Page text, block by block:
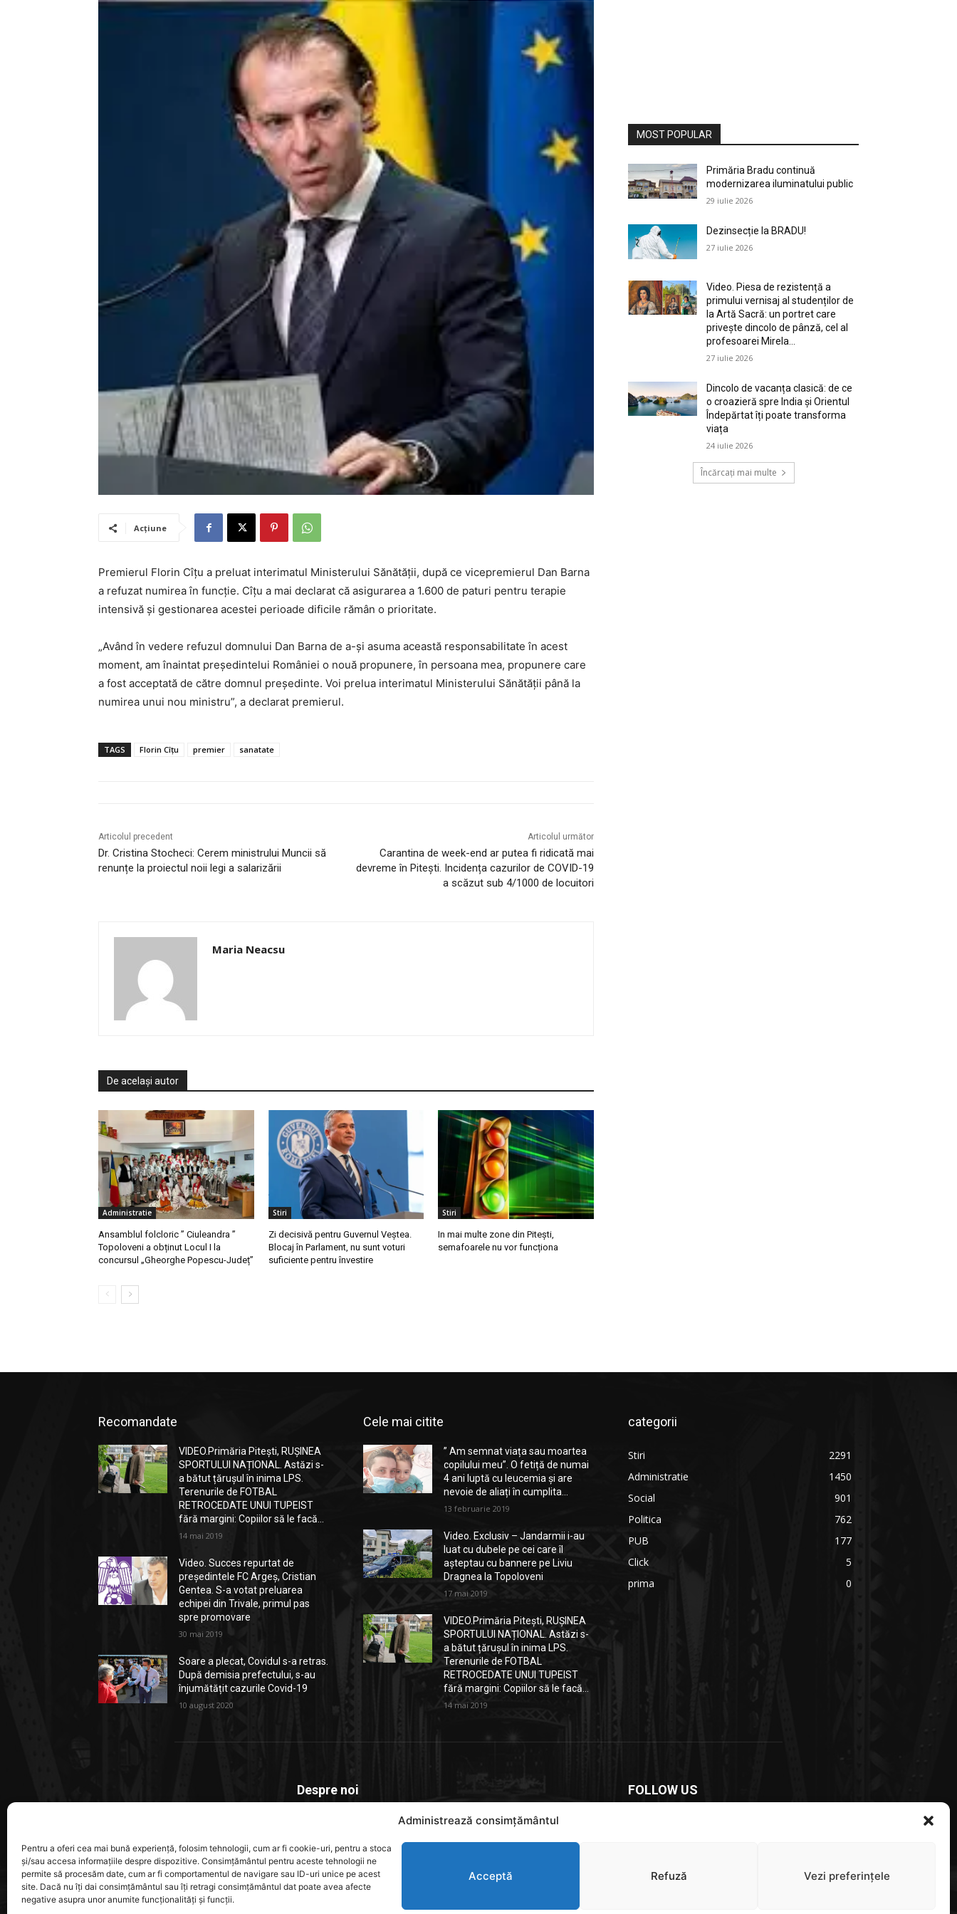
Administrează consimțământul
Pentru a oferi cea mai bună experiență, folosim tehnologii, cum ar fi cookie-uri, pentru a stoca
și/sau accesa informațiile despre dispozitive. Consimțământul pentru aceste tehnologii ne
permite să procesăm date, cum ar fi comportamentul de navigare sau ID-uri unice pe acest
site. Dacă nu îți dai consimțământul sau îți retragi consimțământul dat poate avea afecte
negative asupra unor anumite funcționalități și funcții.
Acceptă Refuză Vezi preferințele
Acțiune
Premierul Florin Cîțu a preluat interimatul Ministerului Sănătății, după ce vicepremierul Dan Barna
a refuzat numirea în funcție. Cîțu a mai declarat că asigurarea a 1.600 de paturi pentru terapie
intensivă și gestionarea acestei perioade dificile rămân o prioritate.
„Având în vedere refuzul domnului Dan Barna de a-şi asuma această responsabilitate în acest
moment, am înaintat preşedintelui României o nouă propunere, în persoana mea, propunere care
a fost acceptată de către domnul președinte. Voi prelua interimatul Ministerului Sănătăţii până la
numirea unui nou ministru”, a declarat premierul.
TAGS Florin Cîțu premier sanatate
Articolul precedent
Dr. Cristina Stocheci: Cerem ministrului Muncii să
renunțe la proiectul noii legi a salarizării
Articolul următor
Carantina de week-end ar putea fi ridicată mai
devreme în Pitești. Incidența cazurilor de COVID-19
a scăzut sub 4/1000 de locuitori
Maria Neacsu
De același autor
Administratie
Ansamblul folcloric ” Ciuleandra ”
Topoloveni a obținut Locul I la
concursul „Gheorghe Popescu-Județ”
Stiri
Zi decisivă pentru Guvernul Veștea.
Blocaj în Parlament, nu sunt voturi
suficiente pentru învestire
Stiri
In mai multe zone din Pitești,
semafoarele nu vor funcționa
MOST POPULAR
Primăria Bradu continuă
modernizarea iluminatului public
29 iulie 2026
Dezinsecție la BRADU!
27 iulie 2026
Video. Piesa de rezistență a
primului vernisaj al studenților de
la Artă Sacră: un portret care
privește dincolo de pânză, cel al
profesoarei Mirela...
27 iulie 2026
Dincolo de vacanța clasică: de ce
o croazieră spre India și Orientul
Îndepărtat îți poate transforma
viața
24 iulie 2026
Încărcați mai multe
Recomandate
VIDEO.Primăria Pitești, RUȘINEA
SPORTULUI NAȚIONAL. Astăzi s-
a bătut țărușul în inima LPS.
Terenurile de FOTBAL
RETROCEDATE UNUI TUPEIST
fără margini: Copiilor să le facă...
14 mai 2019
Video. Succes repurtat de
președintele FC Argeș, Cristian
Gentea. S-a votat preluarea
echipei din Trivale, primul pas
spre promovare
30 mai 2019
Soare a plecat, Covidul s-a retras.
După demisia prefectului, s-au
înjumătățit cazurile Covid-19
10 august 2020
Cele mai citite
” Am semnat viața sau moartea
copilului meu”. O fetiță de numai
4 ani luptă cu leucemia și are
nevoie de aliați în cumplita...
13 februarie 2019
Video. Exclusiv – Jandarmii i-au
luat cu dubele pe cei care îl
așteptau cu bannere pe Liviu
Dragnea la Topoloveni
17 mai 2019
VIDEO.Primăria Pitești, RUȘINEA
SPORTULUI NAȚIONAL. Astăzi s-
a bătut țărușul în inima LPS.
Terenurile de FOTBAL
RETROCEDATE UNUI TUPEIST
fără margini: Copiilor să le facă...
14 mai 2019
categorii
Stiri
2291
Administratie
1450
Social
901
Politica
762
PUB
177
Click
5
prima
0
Despre noi
Stiridepitesti.ro este o platforma de știri dedicată comunității
locale, un spațiu unde informația relevantă. actuală și verificată
ajunge rapid la cititori
Contact us:contact@yoursite.com
FOLLOW US